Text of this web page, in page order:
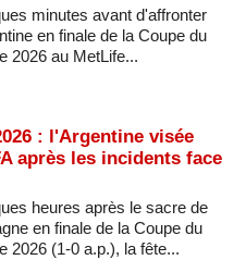
minutes avant d'affronter
en finale de la Coupe du
2026 au MetLife...
: l'Argentine visée
après les incidents face
heures après le sacre de
en finale de la Coupe du
2026 (1-0 a.p.), la fête...